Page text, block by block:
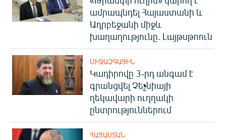
ամրապնդել Հայաստանի և
Ադրբեջանի միջև
խաղաղությունը. Լայթսթոուն
ՄԻՋԱԶԳԱՅԻՆ
Կադիրովը 3-րդ անգամ է
գրանցվել Չեչնիայի
ղեկավարի ուղղակի
ընտրություններում
ՀԱՅԱՍՏԱՆ